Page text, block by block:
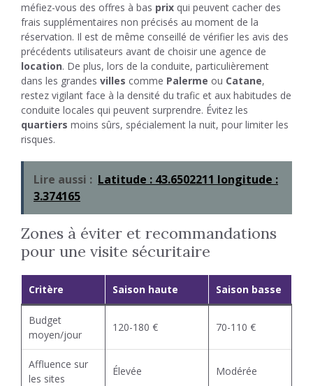
méfiez-vous des offres à bas prix qui peuvent cacher des
frais supplémentaires non précisés au moment de la
réservation. Il est de même conseillé de vérifier les avis des
précédents utilisateurs avant de choisir une agence de
location. De plus, lors de la conduite, particulièrement
dans les grandes villes comme Palerme ou Catane,
restez vigilant face à la densité du trafic et aux habitudes de
conduite locales qui peuvent surprendre. Évitez les
quartiers moins sûrs, spécialement la nuit, pour limiter les
risques.
Lire aussi : Latitude : 43.6502211 longitude :
3.374165
Zones à éviter et recommandations
pour une visite sécuritaire
Critère Saison haute Saison basse
Budget
moyen/jour
120-180 € 70-110 €
Affluence sur
les sites
Élevée Modérée